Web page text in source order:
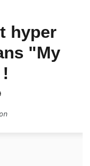
hyper
"My